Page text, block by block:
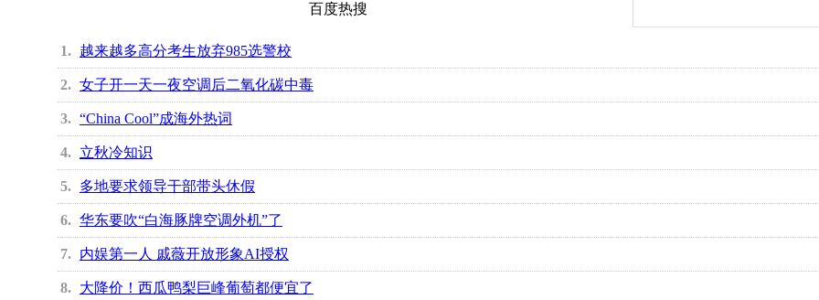
百度热搜
1 越来越多高分考生放弃985选警校
2 女子开一天一夜空调后二氧化碳中毒
3 “China Cool”成海外热词
4 立秋冷知识
5 多地要求领导干部带头休假
6 华东要吹“白海豚牌空调外机”了
7 内娱第一人 戚薇开放形象AI授权
8 大降价！西瓜鸭梨巨峰葡萄都便宜了